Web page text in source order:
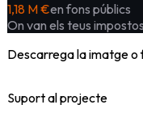
1,18 M €en fons públics
On van els teus
Descarrega la imatge o
Suport al projecte